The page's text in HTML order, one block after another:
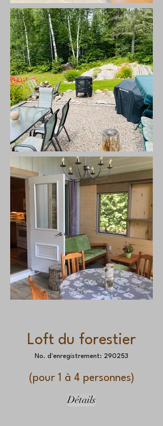
Loft du forestier
(pour 1 à 4 personnes)
No. d'enregistrement: 290253
Détails